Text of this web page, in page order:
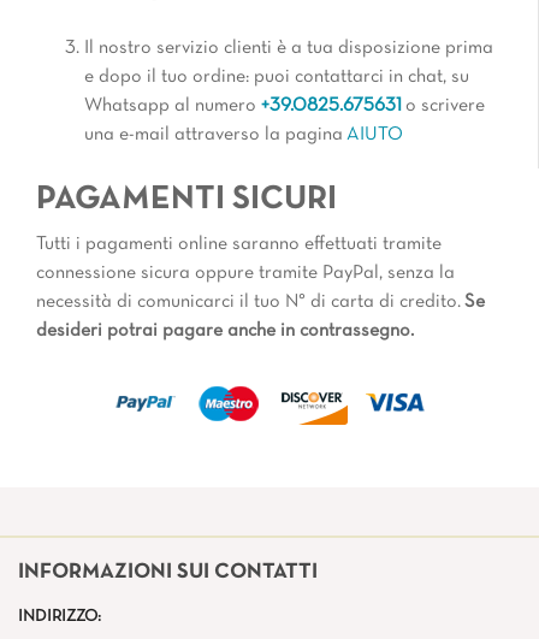
Il nostro servizio clienti è a tua disposizione prima
e dopo il tuo ordine: puoi contattarci in chat, su
Whatsapp al numero +39.0825.675631 o scrivere
una e-mail attraverso la pagina AIUTO
PAGAMENTI SICURI
Tutti i pagamenti online saranno effettuati tramite
connessione sicura oppure tramite PayPal, senza la
necessità di comunicarci il tuo N° di carta di credito. Se
desideri potrai pagare anche in contrassegno.
INFORMAZIONI SUI CONTATTI
INDIRIZZO: